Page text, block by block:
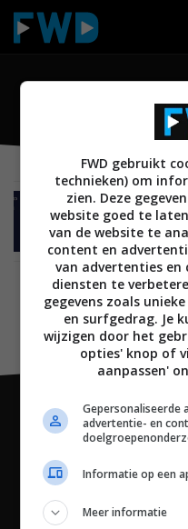
Philips
CREATE 26 APRIL
Philips
FWD gebruikt
technieken) om
zien. Deze
website goed te
van de website te
content en
van advertenties
diensten te
gegevens zoals
en surfgedrag. Je
wijzigen door het
opties' knop of
aanpassen'
Gepersonaliseerde
advertentie- en
Informatie op een
Meer informatie